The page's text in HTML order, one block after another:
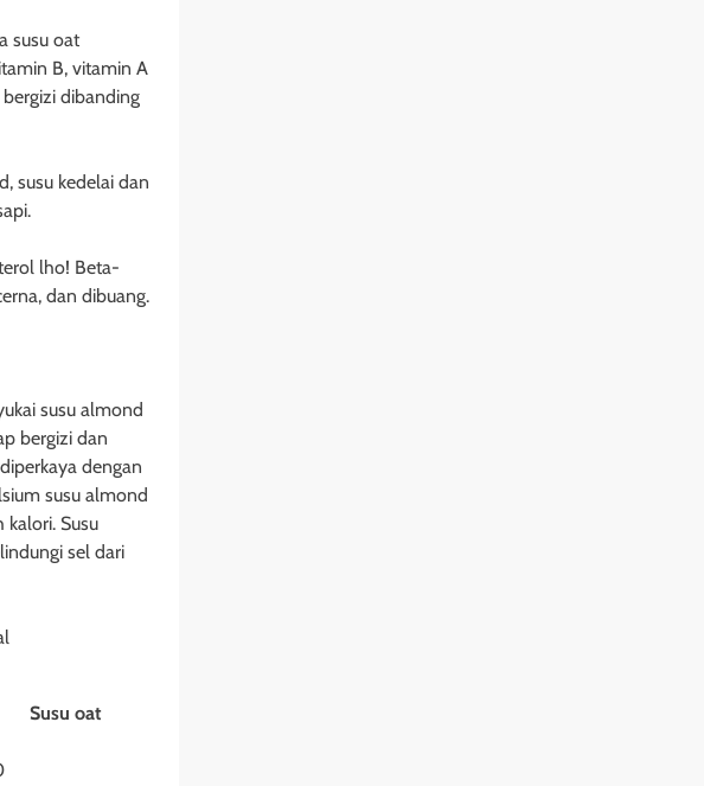
susu oat
B, vitamin A
dibanding
susu kedelai dan
lho! Beta-
dan dibuang.
susu almond
bergizi dan
dengan
susu almond
Susu
sel dari
Susu oat